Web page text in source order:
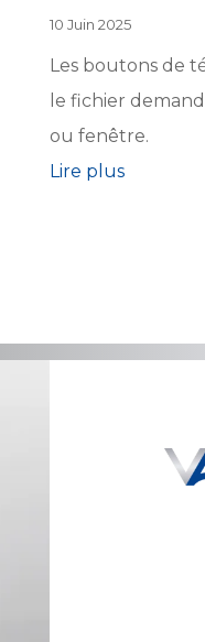
10 Juin 2025
Les boutons de
le fichier
ou fenêtre.
Lire plus